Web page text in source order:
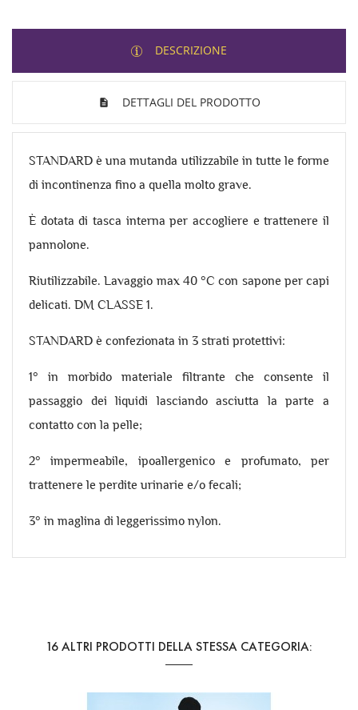
DESCRIZIONE
DETTAGLI DEL PRODOTTO
STANDARD è una mutanda utilizzabile in tutte le forme
di incontinenza fino a quella molto grave.
È dotata di tasca interna per accogliere e trattenere il
pannolone.
Riutilizzabile. Lavaggio max 40 °C con sapone per capi
delicati. DM CLASSE 1.
STANDARD è confezionata in 3 strati protettivi:
1° in morbido materiale filtrante che consente il
passaggio dei liquidi lasciando asciutta la parte a
contatto con la pelle;
2° impermeabile, ipoallergenico e profumato, per
trattenere le perdite urinarie e/o fecali;
3° in maglina di leggerissimo nylon.
16 ALTRI PRODOTTI DELLA STESSA CATEGORIA: